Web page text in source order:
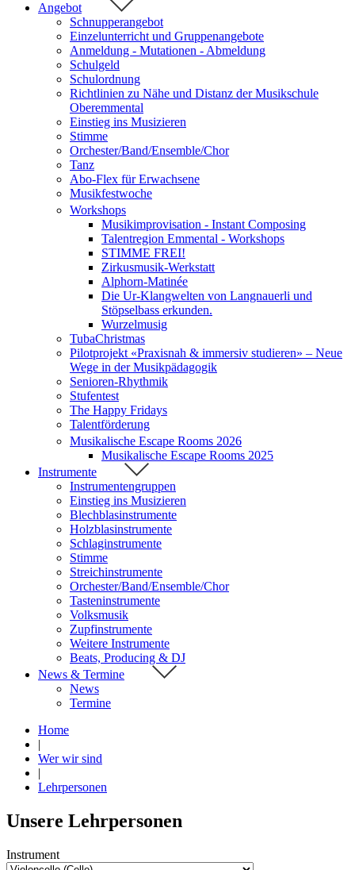
Angebot
Schnupperangebot
Einzelunterricht und Gruppenangebote
Anmeldung - Mutationen - Abmeldung
Schulgeld
Schulordnung
Richtlinien zu Nähe und Distanz der Musikschule
Oberemmental
Einstieg ins Musizieren
Stimme
Orchester/Band/Ensemble/Chor
Tanz
Abo-Flex für Erwachsene
Musikfestwoche
Workshops
Musikimprovisation - Instant Composing
Talentregion Emmental - Workshops
STIMME FREI!
Zirkusmusik-Werkstatt
Alphorn-Matinée
Die Ur-Klangwelten von Langnauerli und
Stöpselbass erkunden.
Wurzelmusig
TubaChristmas
Pilotprojekt «Praxisnah & immersiv studieren» – Neue
Wege in der Musikpädagogik
Senioren-Rhythmik
Stufentest
The Happy Fridays
Talentförderung
Musikalische Escape Rooms 2026
Musikalische Escape Rooms 2025
Instrumente
Instrumentengruppen
Einstieg ins Musizieren
Blechblasinstrumente
Holzblasinstrumente
Schlaginstrumente
Stimme
Streichinstrumente
Orchester/Band/Ensemble/Chor
Tasteninstrumente
Volksmusik
Zupfinstrumente
Weitere Instrumente
Beats, Producing & DJ
News & Termine
News
Termine
Home
Wer wir sind
Lehrpersonen
Unsere Lehrpersonen
Instrument